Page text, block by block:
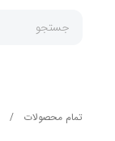
جستجو
تمام محصولات /